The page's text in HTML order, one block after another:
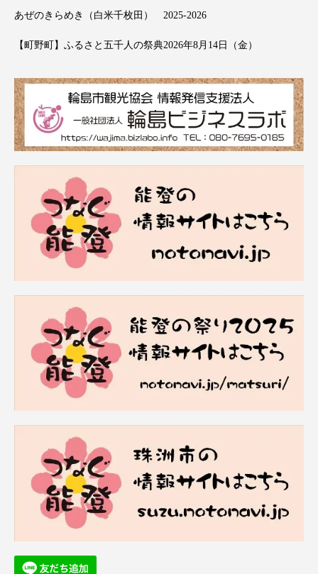
あぜのきらめき（白米千枚田） 2025-2026
【町野町】ふるさと五千人の祭典2026年8月14日（金）